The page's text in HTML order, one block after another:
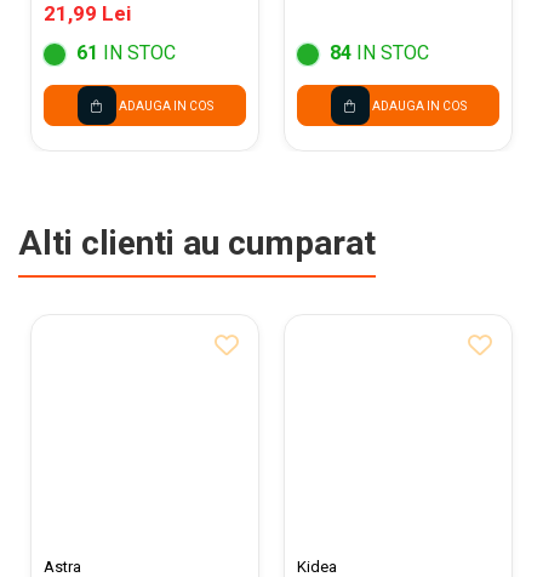
21,99 Lei
61 IN STOC
ADAUGA IN COS
84 IN STOC
ADAUGA IN COS
Alti clienti au cumparat
Astra Kidea